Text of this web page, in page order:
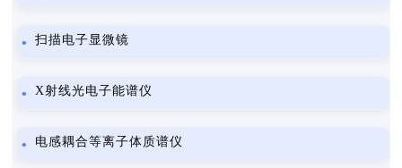
扫描电子显微镜
X射线光电子能谱仪
电感耦合等离子体质谱仪